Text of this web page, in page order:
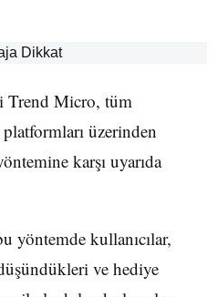
Trend Micro, tüm
platformları üzerinden
karşı uyarıda
yöntemde kullanıcılar,
ve hediye